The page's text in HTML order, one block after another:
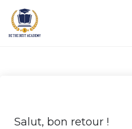
Salut, bon retour !